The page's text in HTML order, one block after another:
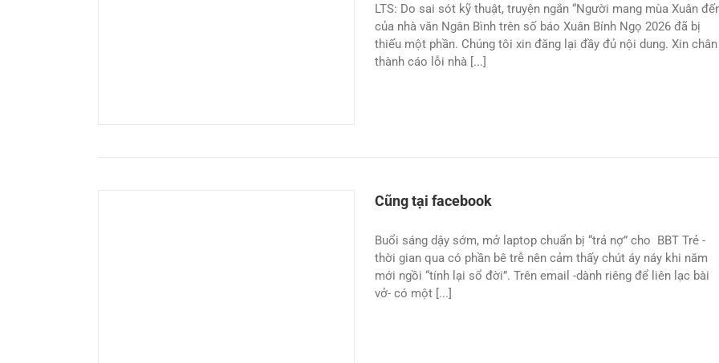
LTS: Do sai sót kỹ thuật, truyện ngắn “Người mang mùa Xuân
của nhà văn Ngân Bình trên số báo Xuân Bính Ngọ 2026 đã bị
thiếu một phần. Chúng tôi xin đăng lại đầy đủ nội dung. Xin chân
thành cáo lỗi nhà [...]
Cũng tại facebook
Buổi sáng dậy sớm, mở laptop chuẩn bị “trả nợ” cho BBT Trẻ -
thời gian qua có phần bê trễ nên cảm thấy chút áy náy khi năm
mới ngồi “tính lại sổ đời”. Trên email -dành riêng để liên lạc bài
vở- có một [...]